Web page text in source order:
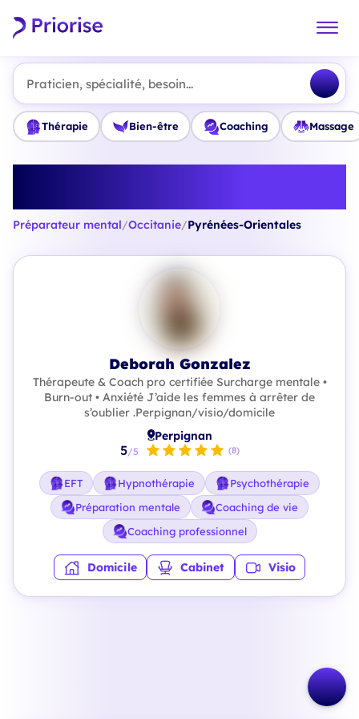
Praticien, spécialité, besoin...
Thérapie Bien-être Coaching Massage
Préparateur mental/Occitanie/Pyrénées-Orientales
Deborah Gonzalez
Thérapeute & Coach pro certifiée Surcharge mentale •
Burn-out • Anxiété J’aide les femmes à arrêter de
s’oublier .Perpignan/visio/domicile
Perpignan
5/5 (8)
EFT Hypnothérapie
Psychothérapie
Préparation mentale
Coaching de vie
Coaching professionnel
Domicile Cabinet Visio